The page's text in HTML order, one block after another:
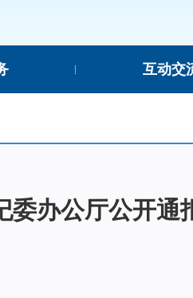
互动交
委办公厅公开通